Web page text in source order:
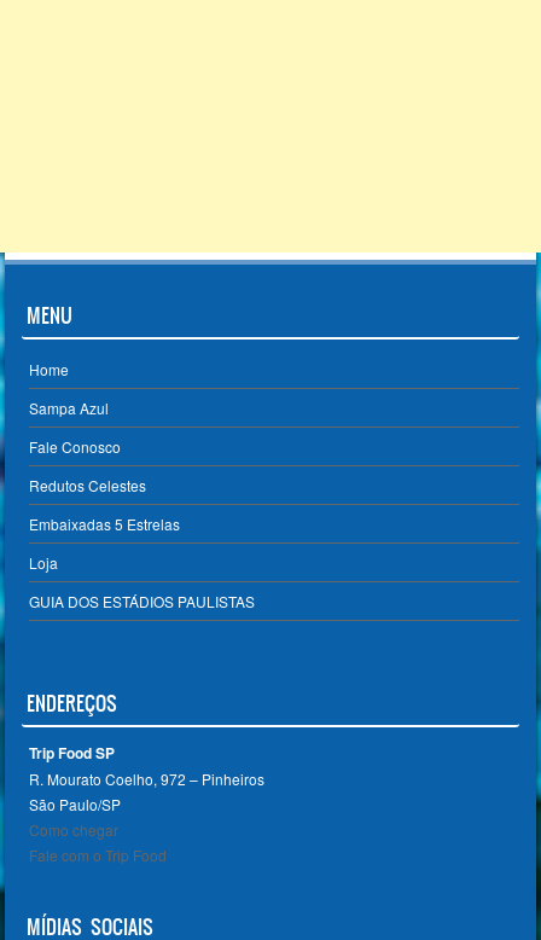
MENU
Home
Sampa Azul
Fale Conosco
Redutos Celestes
Embaixadas 5 Estrelas
Loja
GUIA DOS ESTÁDIOS PAULISTAS
ENDEREÇOS
Trip Food SP
R. Mourato Coelho, 972 – Pinheiros
São Paulo/SP ‎
Como chegar
Fale com o Trip Food
MÍDIAS SOCIAIS